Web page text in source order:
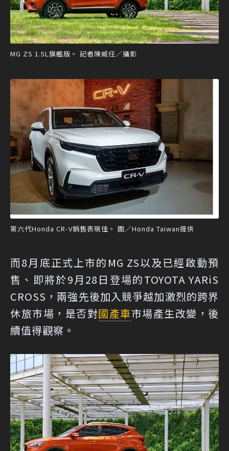
MG ZS 1.5L旗艦版。 記者陳威任／攝影
第六代Honda CR-V銷售表現佳。 圖／Honda Taiwan提供
而8月底正式上市的MG ZS以及已經啟動預
售、即將於9月28日登場的TOYOTA YARiS
CROSS，兩強先後加入競爭越加激烈的跨界
休旅市場，是否對國產車市場產生改變，後
續值得觀察。